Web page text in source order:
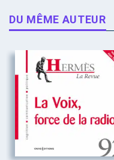
DU MÊME AUTEUR